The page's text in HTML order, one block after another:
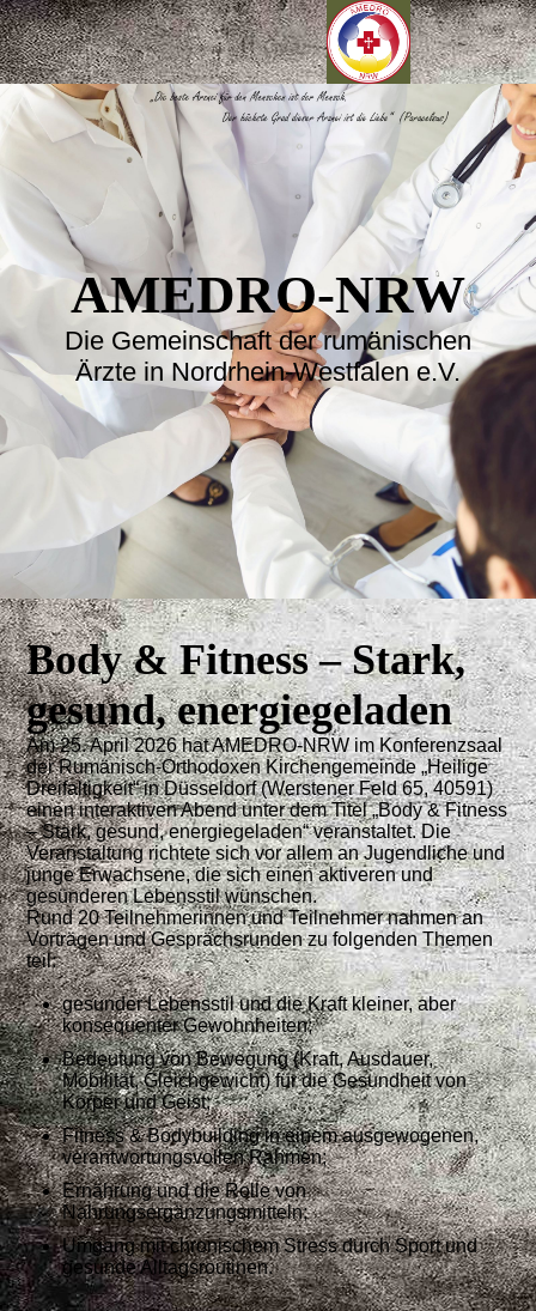
AMEDRO-NRW
Die Gemeinschaft der rumänischen
Ärzte in Nordrhein-Westfalen e.V.
Body & Fitness – Stark,
gesund, energiegeladen
Am 25. April 2026 hat AMEDRO‑NRW im Konferenzsaal
der Rumänisch‑Orthodoxen Kirchengemeinde „Heilige
Dreifaltigkeit“ in Düsseldorf (Werstener Feld 65, 40591)
einen interaktiven Abend unter dem Titel „Body & Fitness
– Stark, gesund, energiegeladen“ veranstaltet. Die
Veranstaltung richtete sich vor allem an Jugendliche und
junge Erwachsene, die sich einen aktiveren und
gesünderen Lebensstil wünschen.
Rund 20 Teilnehmerinnen und Teilnehmer nahmen an
Vorträgen und Gesprächsrunden zu folgenden Themen
teil:
gesunder Lebensstil und die Kraft kleiner, aber
konsequenter Gewohnheiten;
Bedeutung von Bewegung (Kraft, Ausdauer,
Mobilität, Gleichgewicht) für die Gesundheit von
Körper und Geist;
Fitness & Bodybuilding in einem ausgewogenen,
verantwortungsvollen Rahmen;
Ernährung und die Rolle von
Nahrungsergänzungsmitteln;
Umgang mit chronischem Stress durch Sport und
gesunde Alltagsroutinen.